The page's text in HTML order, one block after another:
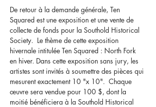
De retour à la demande générale, Ten
Squared est une exposition et une vente de
collecte de fonds pour la Southold Historical
Society.  Le thème de cette exposition
hivernale intitulée Ten Squared : North Fork
en hiver. Dans cette exposition sans jury, les
artistes sont invités à soumettre des pièces qui
mesurent exactement 10 "x 10".  Chaque
œuvre sera vendue pour 100 $, dont la
moitié bénéficiera à la Southold Historical